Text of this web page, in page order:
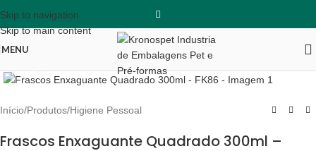
Skip to navigation
Skip to main content
MENU
Clique para ampliar
Início/Produtos/Higiene Pessoal
Frascos Enxaguante Quadrado 300ml –